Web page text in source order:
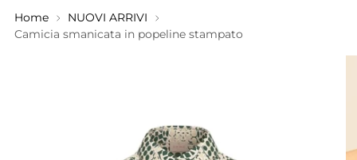
Home
NUOVI ARRIVI
Camicia smanicata in popeline stampato